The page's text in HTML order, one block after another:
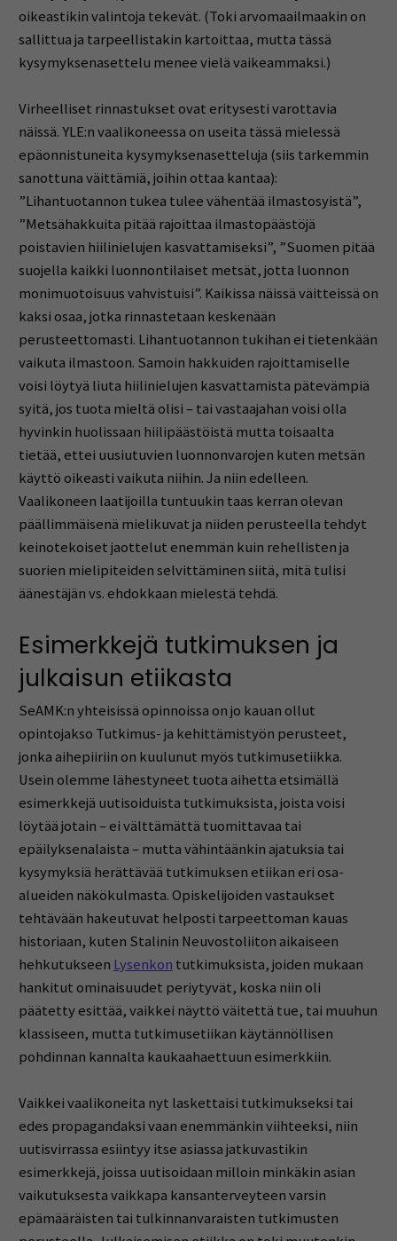
oikeastikin valintoja tekevät. (Toki arvomaailmaakin on
sallittua ja tarpeellistakin kartoittaa, mutta tässä
kysymyksenasettelu menee vielä vaikeammaksi.)
Virheelliset rinnastukset ovat eritysesti varottavia
näissä. YLE:n vaalikoneessa on useita tässä mielessä
epäonnistuneita kysymyksenasetteluja (siis tarkemmin
sanottuna väittämiä, joihin ottaa kantaa):
”Lihantuotannon tukea tulee vähentää ilmastosyistä”,
”Metsähakkuita pitää rajoittaa ilmastopäästöjä
poistavien hiilinielujen kasvattamiseksi”, ”Suomen pitää
suojella kaikki luonnontilaiset metsät, jotta luonnon
monimuotoisuus vahvistuisi”. Kaikissa näissä väitteissä on
kaksi osaa, jotka rinnastetaan keskenään
perusteettomasti. Lihantuotannon tukihan ei tietenkään
vaikuta ilmastoon. Samoin hakkuiden rajoittamiselle
voisi löytyä liuta hiilinielujen kasvattamista pätevämpiä
syitä, jos tuota mieltä olisi – tai vastaajahan voisi olla
hyvinkin huolissaan hiilipäästöistä mutta toisaalta
tietää, ettei uusiutuvien luonnonvarojen kuten metsän
käyttö oikeasti vaikuta niihin. Ja niin edelleen.
Vaalikoneen laatijoilla tuntuukin taas kerran olevan
päällimmäisenä mielikuvat ja niiden perusteella tehdyt
keinotekoiset jaottelut enemmän kuin rehellisten ja
suorien mielipiteiden selvittäminen siitä, mitä tulisi
äänestäjän vs. ehdokkaan mielestä tehdä.
Esimerkkejä tutkimuksen ja
julkaisun etiikasta
SeAMK:n yhteisissä opinnoissa on jo kauan ollut
opintojakso Tutkimus- ja kehittämistyön perusteet,
jonka aihepiiriin on kuulunut myös tutkimusetiikka.
Usein olemme lähestyneet tuota aihetta etsimällä
esimerkkejä uutisoiduista tutkimuksista, joista voisi
löytää jotain – ei välttämättä tuomittavaa tai
epäilyksenalaista – mutta vähintäänkin ajatuksia tai
kysymyksiä herättävää tutkimuksen etiikan eri osa-
alueiden näkökulmasta. Opiskelijoiden vastaukset
tehtävään hakeutuvat helposti tarpeettoman kauas
historiaan, kuten Stalinin Neuvostoliiton aikaiseen
hehkutukseen Lysenkon tutkimuksista, joiden mukaan
hankitut ominaisuudet periytyvät, koska niin oli
päätetty esittää, vaikkei näyttö väitettä tue, tai muuhun
klassiseen, mutta tutkimusetiikan käytännöllisen
pohdinnan kannalta kaukaahaettuun esimerkkiin.
Vaikkei vaalikoneita nyt laskettaisi tutkimukseksi tai
edes propagandaksi vaan enemmänkin viihteeksi, niin
uutisvirrassa esiintyy itse asiassa jatkuvastikin
esimerkkejä, joissa uutisoidaan milloin minkäkin asian
vaikutuksesta vaikkapa kansanterveyteen varsin
epämääräisten tai tulkinnanvaraisten tutkimusten